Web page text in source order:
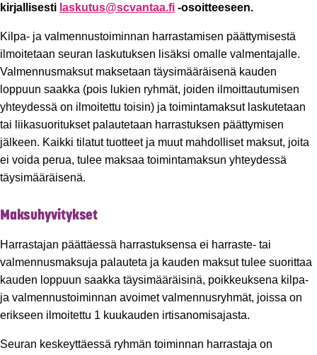
kirjallisesti laskutus@scvantaa.fi -osoitteeseen.
Kilpa- ja valmennustoiminnan harrastamisen päättymisestä
ilmoitetaan seuran laskutuksen lisäksi omalle valmentajalle.
Valmennusmaksut maksetaan täysimääräisenä kauden
loppuun saakka (pois lukien ryhmät, joiden ilmoittautumisen
yhteydessä on ilmoitettu toisin) ja toimintamaksut laskutetaan
tai liikasuoritukset palautetaan harrastuksen päättymisen
jälkeen. Kaikki tilatut tuotteet ja muut mahdolliset maksut, joita
ei voida perua, tulee maksaa toimintamaksun yhteydessä
täysimääräisenä.
Maksuhyvitykset
Harrastajan päättäessä harrastuksensa ei harraste- tai
valmennusmaksuja palauteta ja kauden maksut tulee suorittaa
kauden loppuun saakka täysimääräisinä, poikkeuksena kilpa-
ja valmennustoiminnan avoimet valmennusryhmät, joissa on
erikseen ilmoitettu 1 kuukauden irtisanomisajasta.
Seuran keskeyttäessä ryhmän toiminnan harrastaja on